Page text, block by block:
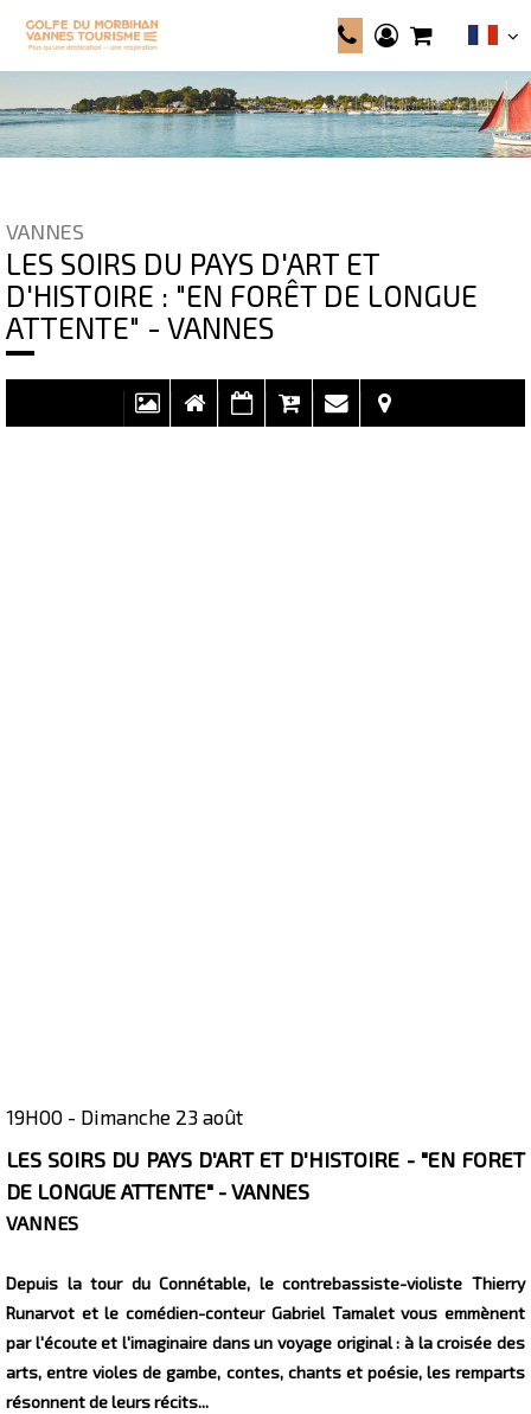
LES SOIRS DU PAYS D'ART ET
D'HISTOIRE : "EN FORÊT DE LONGUE
ATTENTE" - VANNES
VANNES
Présentation
19H00 - Dimanche 23 août
LES SOIRS DU PAYS D'ART ET D'HISTOIRE - "EN FORET
DE LONGUE ATTENTE" - VANNES
VANNES
Depuis la tour du Connétable, le contrebassiste-violiste Thierry
Runarvot et le comédien-conteur Gabriel Tamalet vous emmènent
par l'écoute et l'imaginaire dans un voyage original : à la croisée des
arts, entre violes de gambe, contes, chants et poésie, les remparts
résonnent de leurs récits...